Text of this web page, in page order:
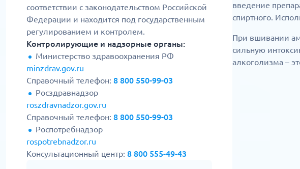
соответствии с законодательством Российской
Федерации и находится под государственным
регулированием и контролем.
Контролирующие и надзорные органы:
Министерство здравоохранения РФ
minzdrav.gov.ru
Справочный телефон: 8 800 550-99-03
Росздравнадзор
roszdravnadzor.gov.ru
Справочный телефон: 8 800 550-99-03
Роспотребнадзор
rospotrebnadzor.ru
Консультационный центр: 8 800 555-49-43
введение
спиртного.
При вшивании
сильную
алкоголизма –